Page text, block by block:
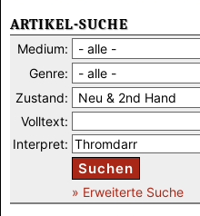
ARTIKEL-SUCHE
Medium:
Genre:
Zustand:
Volltext:
Interpret:
Suchen
» Erweiterte Suche